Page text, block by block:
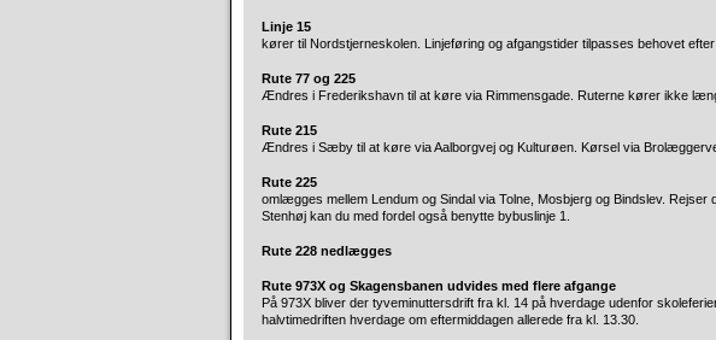
Linje 15
kører til Nordstjerneskolen. Linjeføring og afgangstider tilpasses behovet efter
Rute 77 og 225
Ændres i Frederikshavn til at køre via Rimmensgade. Ruterne kører ikke
Rute 215
Ændres i Sæby til at køre via Aalborgvej og Kulturøen. Kørsel via
Rute 225
omlægges mellem Lendum og Sindal via Tolne, Mosbjerg og Bindslev. Rejser
Stenhøj kan du med fordel også benytte bybuslinje 1.
Rute 228 nedlægges
Rute 973X og Skagensbanen udvides med flere afgange
På 973X bliver der tyveminuttersdrift fra kl. 14 på hverdage udenfor
halvtimedriften hverdage om eftermiddagen allerede fra kl. 13.30.